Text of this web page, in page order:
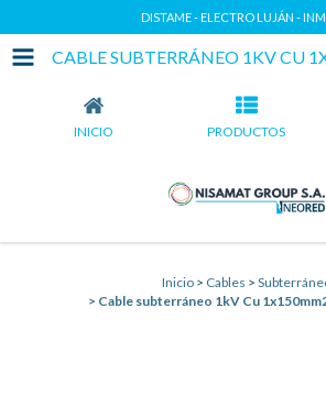
DISTAME - ELECTRO LUJÁN -
INICIO PRODUCTOS
Inicio > Cables >
> Cable subterráneo 1kV Cu